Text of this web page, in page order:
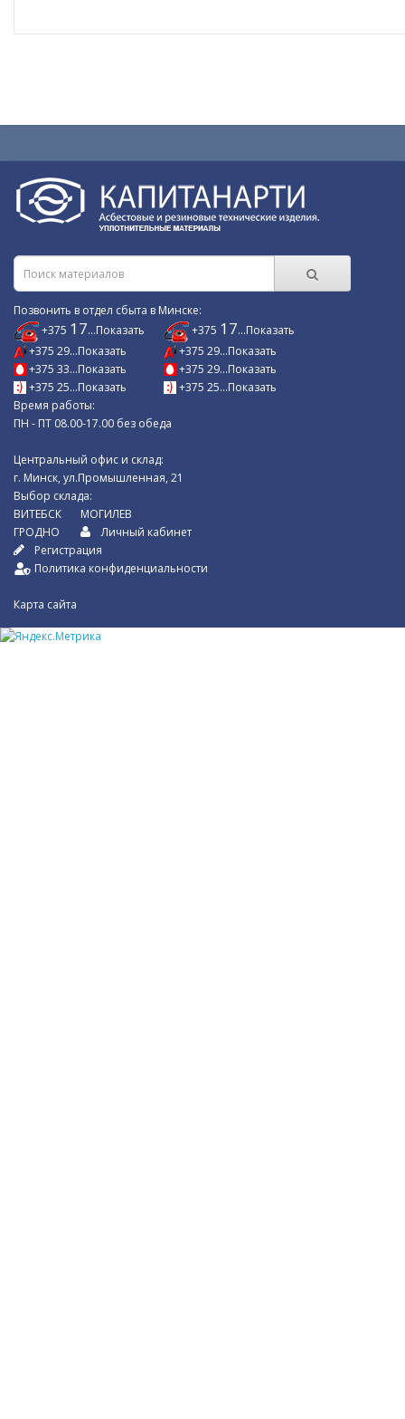
Позвонить в отдел сбыта в Минске:
+375 17...Показать
+375 29...Показать
+375 33...Показать
+375 25...Показать
+375 17...Показать
+375 29...Показать
+375 29...Показать
+375 25...Показать
Время работы:
ПН - ПТ 08.00-17.00 без обеда
Центральный офис и склад:
г. Минск, ул.Промышленная, 21
Выбор склада:
ВИТЕБСК
ГРОДНО
МОГИЛЕВ
Личный кабинет
Регистрация
Политика конфиденциальности
Карта сайта